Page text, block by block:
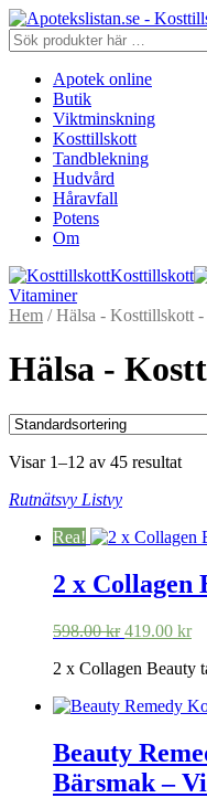
Apotek online
Butik
Viktminskning
Kosttillskott
Tandblekning
Hudvård
Håravfall
Potens
Om
Kosttillskott
Vitaminer
Hem / Hälsa - Kosttillskott
Hälsa -
Visar 1–12 av 45 resultat
Rutnätsvy Listvy
Rea!
2 x Collagen
598.00kr Det
priset
598.00 kr.
419.00 krDet
2 x Collagen Beauty
Beauty
Bärsmak –